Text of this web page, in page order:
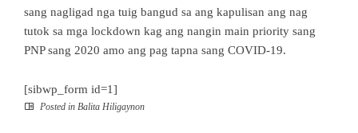
sang nagligad nga tuig bangud sa ang kapulisan ang nag
tutok sa mga lockdown kag ang nangin main priority sang
PNP sang 2020 amo ang pag tapna sang COVID-19.
[sibwp_form id=1]
Posted in Balita Hiligaynon